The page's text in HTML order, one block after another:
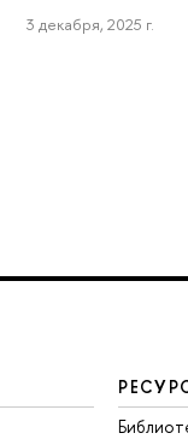
3 декабря, 2025 г.